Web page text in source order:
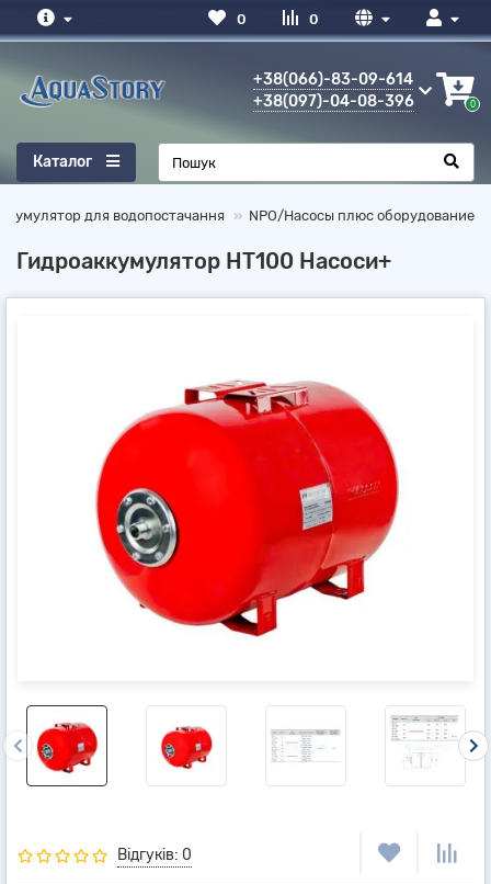
0
0
+38(066)-83-09-614
+38(097)-04-08-396
0
Каталог
для водопостачання NPO/Насосы плюс оборудование
Гидроаккумулятор HT100 Насоси+
Відгуків: 0